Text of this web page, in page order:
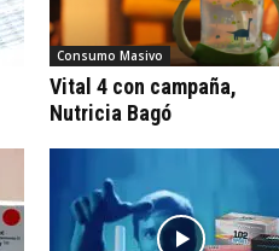
Consumo Masivo
Vital 4 con campaña,
Nutricia Bagó